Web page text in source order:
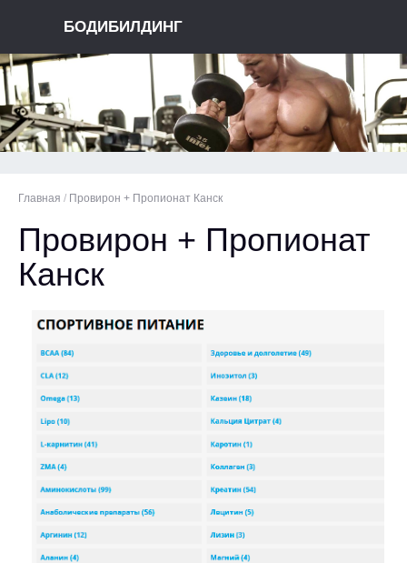
БОДИБИЛДИНГ
Главная / Провирон + Пропионат Канск
Провирон + Пропионат
Канск